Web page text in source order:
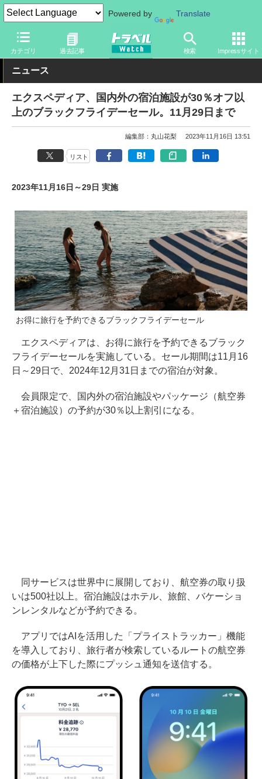
Powered by Translate
カテゴリ 過去記事 検索 Impressサイト
トラベル Watch 旅の情報 書籍・Web Webサイト
ニュース
エクスペディア、国内外の宿泊施設が30％オフ以
上のブラックフライデーセール。11月29日まで
編集部：丸山花梨 2023年11月16日 13:51
リスト
2023年11月16日～29日 実施
お得に旅行を予約できるブラックフライデーセール
エクスペディアは、お得に旅行を予約できるブラック
フライデーセールを実施している。セール期間は11月16
日～29日で、2024年12月31日までの宿泊が対象。
会員限定で、国内外の宿泊施設やパッケージ（航空券
＋宿泊施設）の予約が30％以上割引になる。
同サービスは世界中に展開しており、航空券の取り扱
いは500社以上。宿泊施設はホテル、旅館、バケーショ
ンレンタルなどが予約できる。
アプリではAIを活用した「プライストラッカー」機能
を導入しており、旅行者が検索しているルートの航空券
の価格が上下した際にプッシュ通知を送信する。